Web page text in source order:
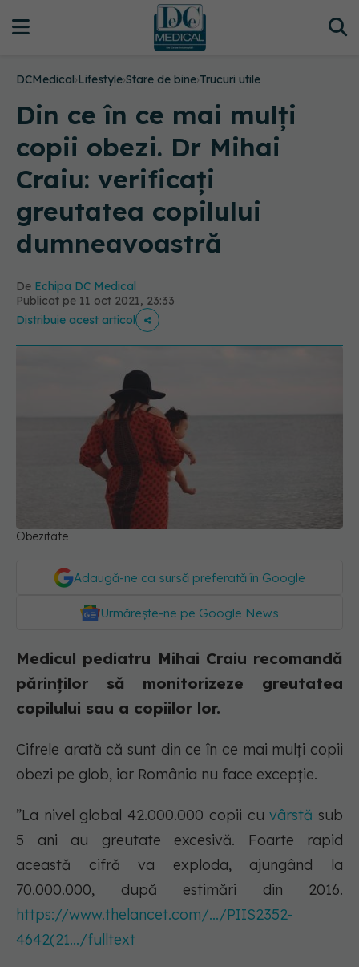
DCMedical›Lifestyle›Stare de bine›Trucuri utile
Din ce în ce mai mulți
copii obezi. Dr Mihai
Craiu: verificați
greutatea copilului
dumneavoastră
De Echipa DC Medical
Publicat pe 11 oct 2021, 23:33
Distribuie acest articol
Obezitate
Adaugă-ne ca sursă preferată în Google
Urmărește-ne pe Google News
Medicul pediatru Mihai Craiu recomandă
părinților să monitorizeze greutatea
copilului sau a copiilor lor.
Cifrele arată că sunt din ce în ce mai mulți copii
obezi pe glob, iar România nu face excepție.
”La nivel global 42.000.000 copii cu vârstă sub
5 ani au greutate excesivă. Foarte rapid
această cifră va exploda, ajungând la
70.000.000, după estimări din 2016.
https://www.thelancet.com/.../PIIS2352-
4642(21.../fulltext